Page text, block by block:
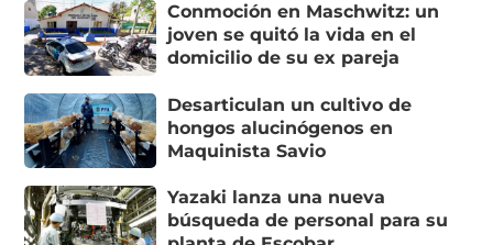
Conmoción en Maschwitz: un
joven se quitó la vida en el
domicilio de su ex pareja
Desarticulan un cultivo de
hongos alucinógenos en
Maquinista Savio
Yazaki lanza una nueva
búsqueda de personal para su